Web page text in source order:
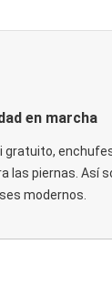
en marcha
gratuito,
las piernas. Así
modernos.